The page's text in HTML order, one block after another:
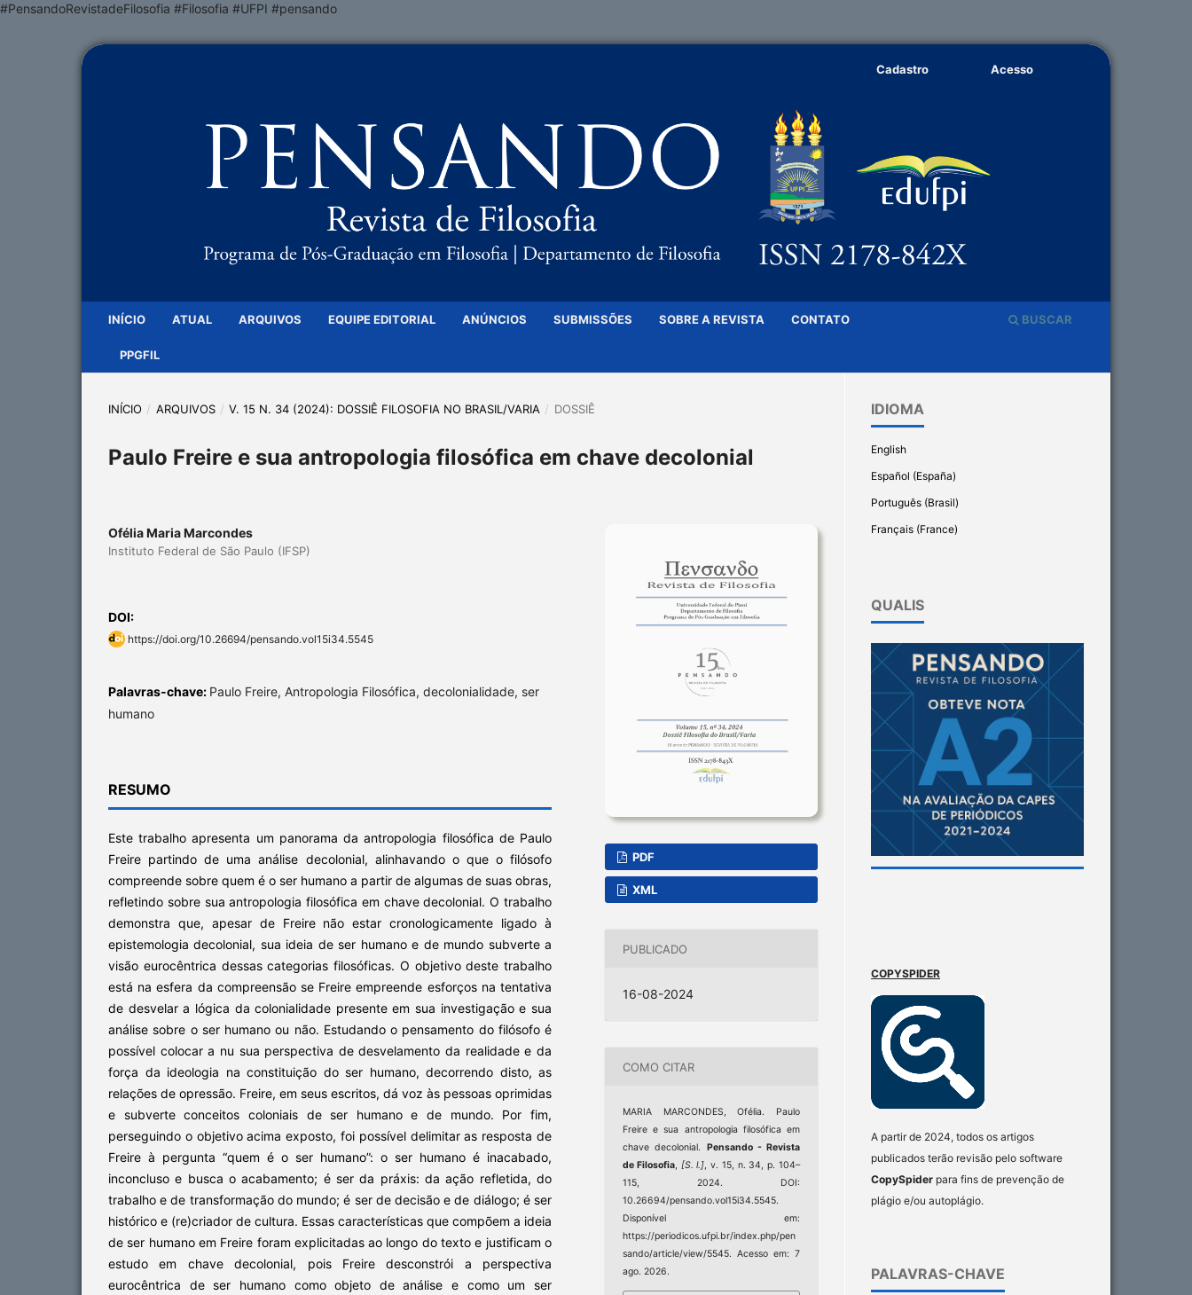
#PensandoRevistadeFilosofia #Filosofia #UFPI #pensando
INÍCIO ATUAL ARQUIVOS EQUIPE EDITORIAL ANÚNCIOS SUBMISSÕES SOBRE A REVISTA CONTATO
PPGFIL
BUSCAR
Cadastro Acesso
INÍCIO / ARQUIVOS / V. 15 N. 34 (2024): DOSSIÊ FILOSOFIA NO BRASIL/VARIA / DOSSIÊ
Paulo Freire e sua antropologia filosófica em chave decolonial
Ofélia Maria Marcondes
Instituto Federal de São Paulo (IFSP)
DOI:
https://doi.org/10.26694/pensando.vol15i34.5545
Palavras-chave: Paulo Freire, Antropologia Filosófica, decolonialidade, ser
humano
RESUMO
Este trabalho apresenta um panorama da antropologia filosófica de Paulo
Freire partindo de uma análise decolonial, alinhavando o que o filósofo
compreende sobre quem é o ser humano a partir de algumas de suas obras,
refletindo sobre sua antropologia filosófica em chave decolonial. O trabalho
demonstra que, apesar de Freire não estar cronologicamente ligado à
epistemologia decolonial, sua ideia de ser humano e de mundo subverte a
visão eurocêntrica dessas categorias filosóficas. O objetivo deste trabalho
está na esfera da compreensão se Freire empreende esforços na tentativa
de desvelar a lógica da colonialidade presente em sua investigação e sua
análise sobre o ser humano ou não. Estudando o pensamento do filósofo é
possível colocar a nu sua perspectiva de desvelamento da realidade e da
força da ideologia na constituição do ser humano, decorrendo disto, as
relações de opressão. Freire, em seus escritos, dá voz às pessoas oprimidas
e subverte conceitos coloniais de ser humano e de mundo. Por fim,
perseguindo o objetivo acima exposto, foi possível delimitar as resposta de
Freire à pergunta “quem é o ser humano”: o ser humano é inacabado,
inconcluso e busca o acabamento; é ser da práxis: da ação refletida, do
trabalho e de transformação do mundo; é ser de decisão e de diálogo; é ser
histórico e (re)criador de cultura. Essas características que compõem a ideia
de ser humano em Freire foram explicitadas ao longo do texto e justificam o
estudo em chave decolonial, pois Freire desconstrói a perspectiva
eurocêntrica de ser humano como objeto de análise e como um ser
PDF
XML
PUBLICADO
16-08-2024
COMO CITAR
MARIA MARCONDES, Ofélia. Paulo
Freire e sua antropologia filosófica em
chave decolonial. Pensando - Revista
de Filosofia, [S. l.], v. 15, n. 34, p. 104–
115, 2024. DOI:
10.26694/pensando.vol15i34.5545.
Disponível em:
https://periodicos.ufpi.br/index.php/pen
sando/article/view/5545. Acesso em: 7
ago. 2026.
IDIOMA
English
Español (España)
Português (Brasil)
Français (France)
QUALIS
COPYSPIDER
A partir de 2024, todos os artigos
publicados terão revisão pelo software
CopySpider para fins de prevenção de
plágio e/ou autoplágio.
PALAVRAS-CHAVE